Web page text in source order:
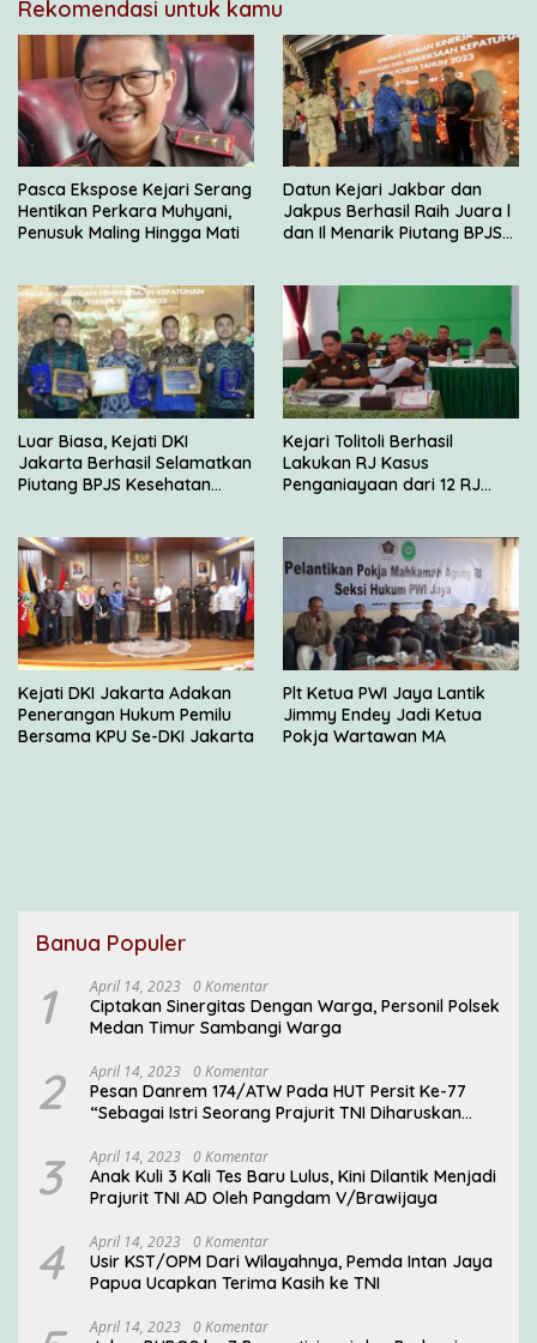
Rekomendasi untuk kamu
Pasca Ekspose Kejari Serang
Hentikan Perkara Muhyani,
Penusuk Maling Hingga Mati
Datun Kejari Jakbar dan
Jakpus Berhasil Raih Juara l
dan Il Menarik Piutang BPJS
Luar Biasa, Kejati DKI
Jakarta Berhasil Selamatkan
Piutang BPJS Kesehatan
Kejari Tolitoli Berhasil
Lakukan RJ Kasus
Penganiayaan dari 12 RJ
Kejati DKI Jakarta Adakan
Penerangan Hukum Pemilu
Bersama KPU Se-DKI Jakarta
Plt Ketua PWI Jaya Lantik
Jimmy Endey Jadi Ketua
Pokja Wartawan MA
Banua Populer
1 April 14, 2023 0 Komentar
Ciptakan Sinergitas Dengan Warga, Personil Polsek
Medan Timur Sambangi Warga
2 April 14, 2023 0 Komentar
Pesan Danrem 174/ATW Pada HUT Persit Ke-77
“Sebagai Istri Seorang Prajurit TNI Diharuskan
3 April 14, 2023 0 Komentar
Anak Kuli 3 Kali Tes Baru Lulus, Kini Dilantik Menjadi
Prajurit TNI AD Oleh Pangdam V/Brawijaya
4 April 14, 2023 0 Komentar
Usir KST/OPM Dari Wilayahnya, Pemda Intan Jaya
Papua Ucapkan Terima Kasih ke TNI
April 14, 2023 0 Komentar